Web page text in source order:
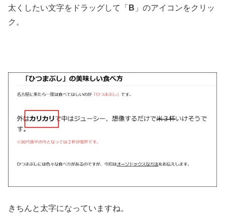
太くしたい文字をドラッグして「 B 」のアイコンをクリッ
ク。
きちんと太字になっていますね。